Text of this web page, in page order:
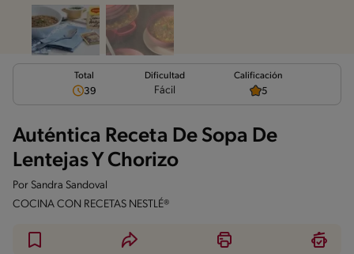
Total
39
Dificultad
Fácil
Calificación
5
Auténtica Receta De Sopa De
Lentejas Y Chorizo
Por Sandra Sandoval
COCINA CON RECETAS NESTLÉ®